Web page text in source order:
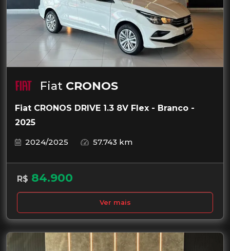
Fiat CRONOS
Fiat CRONOS DRIVE 1.3 8V Flex - Branco -
2025
2024/2025
57.743 km
R$ 84.900
Ver mais